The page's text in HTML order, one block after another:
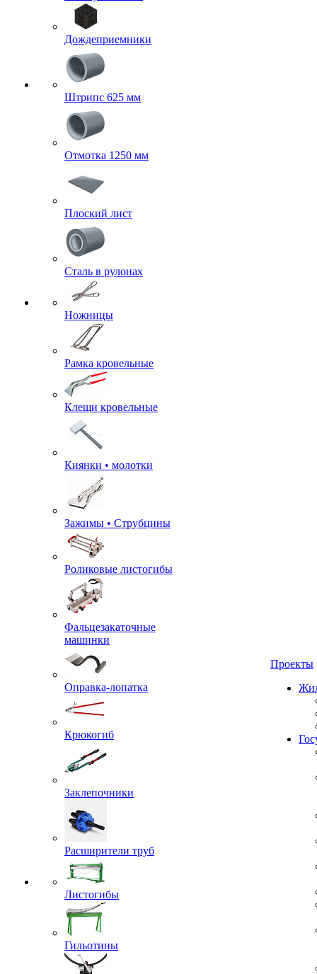
Дождеприемники
Штрипс 625 мм
Отмотка 1250 мм
Плоский лист
Сталь в рулонах
Ножницы
Рамка кровельные
Клещи кровельные
Киянки • молотки
Зажимы • Струбцины
Роликовые листогибы
Фальцезакаточные
машинки
Оправка-лопатка
Крюкогиб
Заклепочники
Расширители труб
Листогибы
Гильотины